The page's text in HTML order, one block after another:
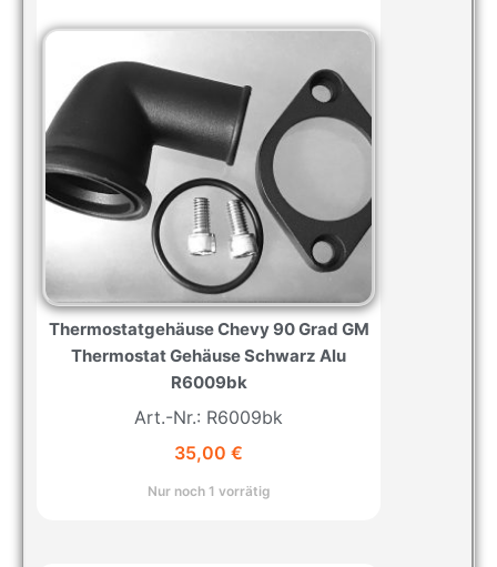
Thermostatgehäuse Chevy 90 Grad GM
Thermostat Gehäuse Schwarz Alu
R6009bk
Art.-Nr.: R6009bk
35,00 €
Nur noch 1 vorrätig